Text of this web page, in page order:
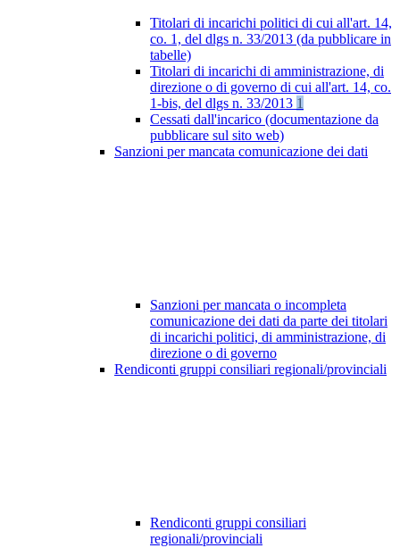
Titolari di incarichi politici di cui all'art. 14,
co. 1, del dlgs n. 33/2013 (da pubblicare in
tabelle)
Titolari di incarichi di amministrazione, di
direzione o di governo di cui all'art. 14, co.
1-bis, del dlgs n. 33/2013 1
Cessati dall'incarico (documentazione da
pubblicare sul sito web)
Sanzioni per mancata comunicazione dei dati
Sanzioni per mancata o incompleta
comunicazione dei dati da parte dei titolari
di incarichi politici, di amministrazione, di
direzione o di governo
Rendiconti gruppi consiliari regionali/provinciali
Rendiconti gruppi consiliari
regionali/provinciali